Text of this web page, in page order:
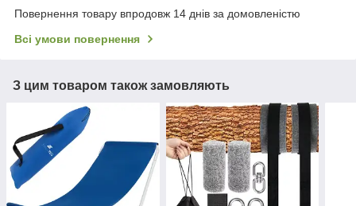
Повернення товару впродовж 14 днів за домовленістю
Всі умови повернення
З цим товаром також замовляють